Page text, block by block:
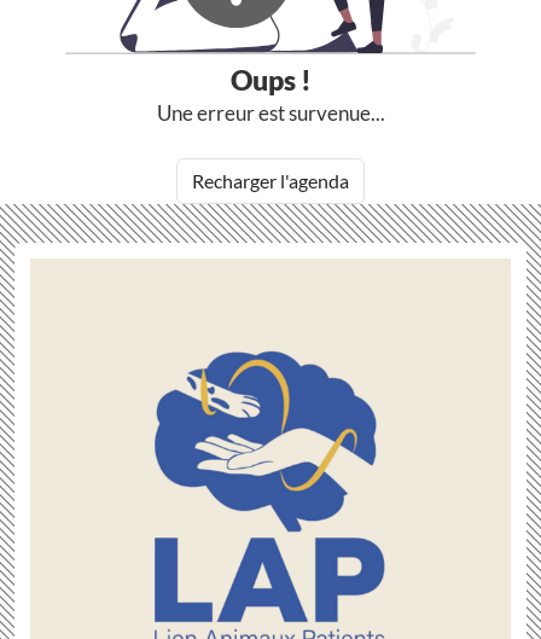
Oups !
Une erreur est survenue...
Recharger l'agenda